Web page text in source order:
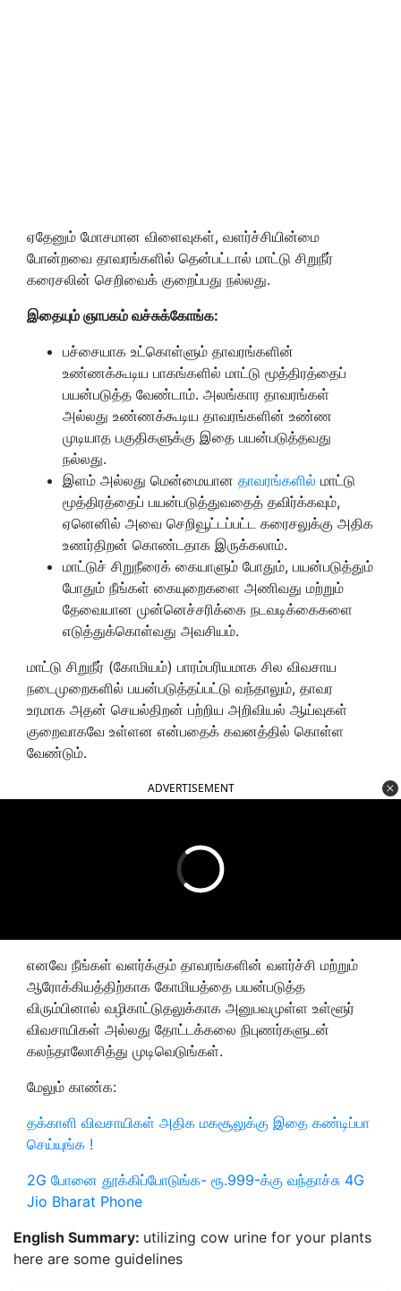
ஏதேனும் மோசமான விளைவுகள், வளர்ச்சியின்மை
போன்றவை தாவரங்களில் தென்பட்டால் மாட்டு சிறுநீர்
கரைசலின் செறிவைக் குறைப்பது நல்லது.
இதையும் ஞாபகம் வச்சுக்கோங்க:
பச்சையாக உட்கொள்ளும் தாவரங்களின்
உண்ணக்கூடிய பாகங்களில் மாட்டு மூத்திரத்தைப்
பயன்படுத்த வேண்டாம். அலங்கார தாவரங்கள்
அல்லது உண்ணக்கூடிய தாவரங்களின் உண்ண
முடியாத பகுதிகளுக்கு இதை பயன்படுத்தவது
நல்லது.
இளம் அல்லது மென்மையான தாவரங்களில் மாட்டு
மூத்திரத்தைப் பயன்படுத்துவதைத் தவிர்க்கவும்,
ஏனெனில் அவை செறிவூட்டப்பட்ட கரைசலுக்கு அதிக
உணர்திறன் கொண்டதாக இருக்கலாம்.
மாட்டுச் சிறுநீரைக் கையாளும் போதும், பயன்படுத்தும்
போதும் நீங்கள் கையுறைகளை அணிவது மற்றும்
தேவையான முன்னெச்சரிக்கை நடவடிக்கைகளை
எடுத்துக்கொள்வது அவசியம்.
மாட்டு சிறுநீர் (கோமியம்) பாரம்பரியமாக சில விவசாய
நடைமுறைகளில் பயன்படுத்தப்பட்டு வந்தாலும், தாவர
உரமாக அதன் செயல்திறன் பற்றிய அறிவியல் ஆய்வுகள்
குறைவாகவே உள்ளன என்பதைக் கவனத்தில் கொள்ள
வேண்டும்.
ADVERTISEMENT
எனவே நீங்கள் வளர்க்கும் தாவரங்களின் வளர்ச்சி மற்றும்
ஆரோக்கியத்திற்காக கோமியத்தை பயன்படுத்த
விரும்பினால் வழிகாட்டுதலுக்காக அனுபவமுள்ள உள்ளூர்
விவசாயிகள் அல்லது தோட்டக்கலை நிபுணர்களுடன்
கலந்தாலோசித்து முடிவெடுங்கள்.
மேலும் காண்க:
தக்காளி விவசாயிகள் அதிக மகசூலுக்கு இதை கண்டிப்பா
செய்யுங்க !
2G போனை தூக்கிப்போடுங்க- ரூ.999-க்கு வந்தாச்சு 4G
Jio Bharat Phone
English Summary: utilizing cow urine for your plants
here are some guidelines